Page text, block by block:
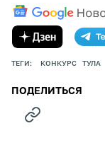
ТЕГИ: КОНКУРС ТУЛА
ПОДЕЛИТЬСЯ